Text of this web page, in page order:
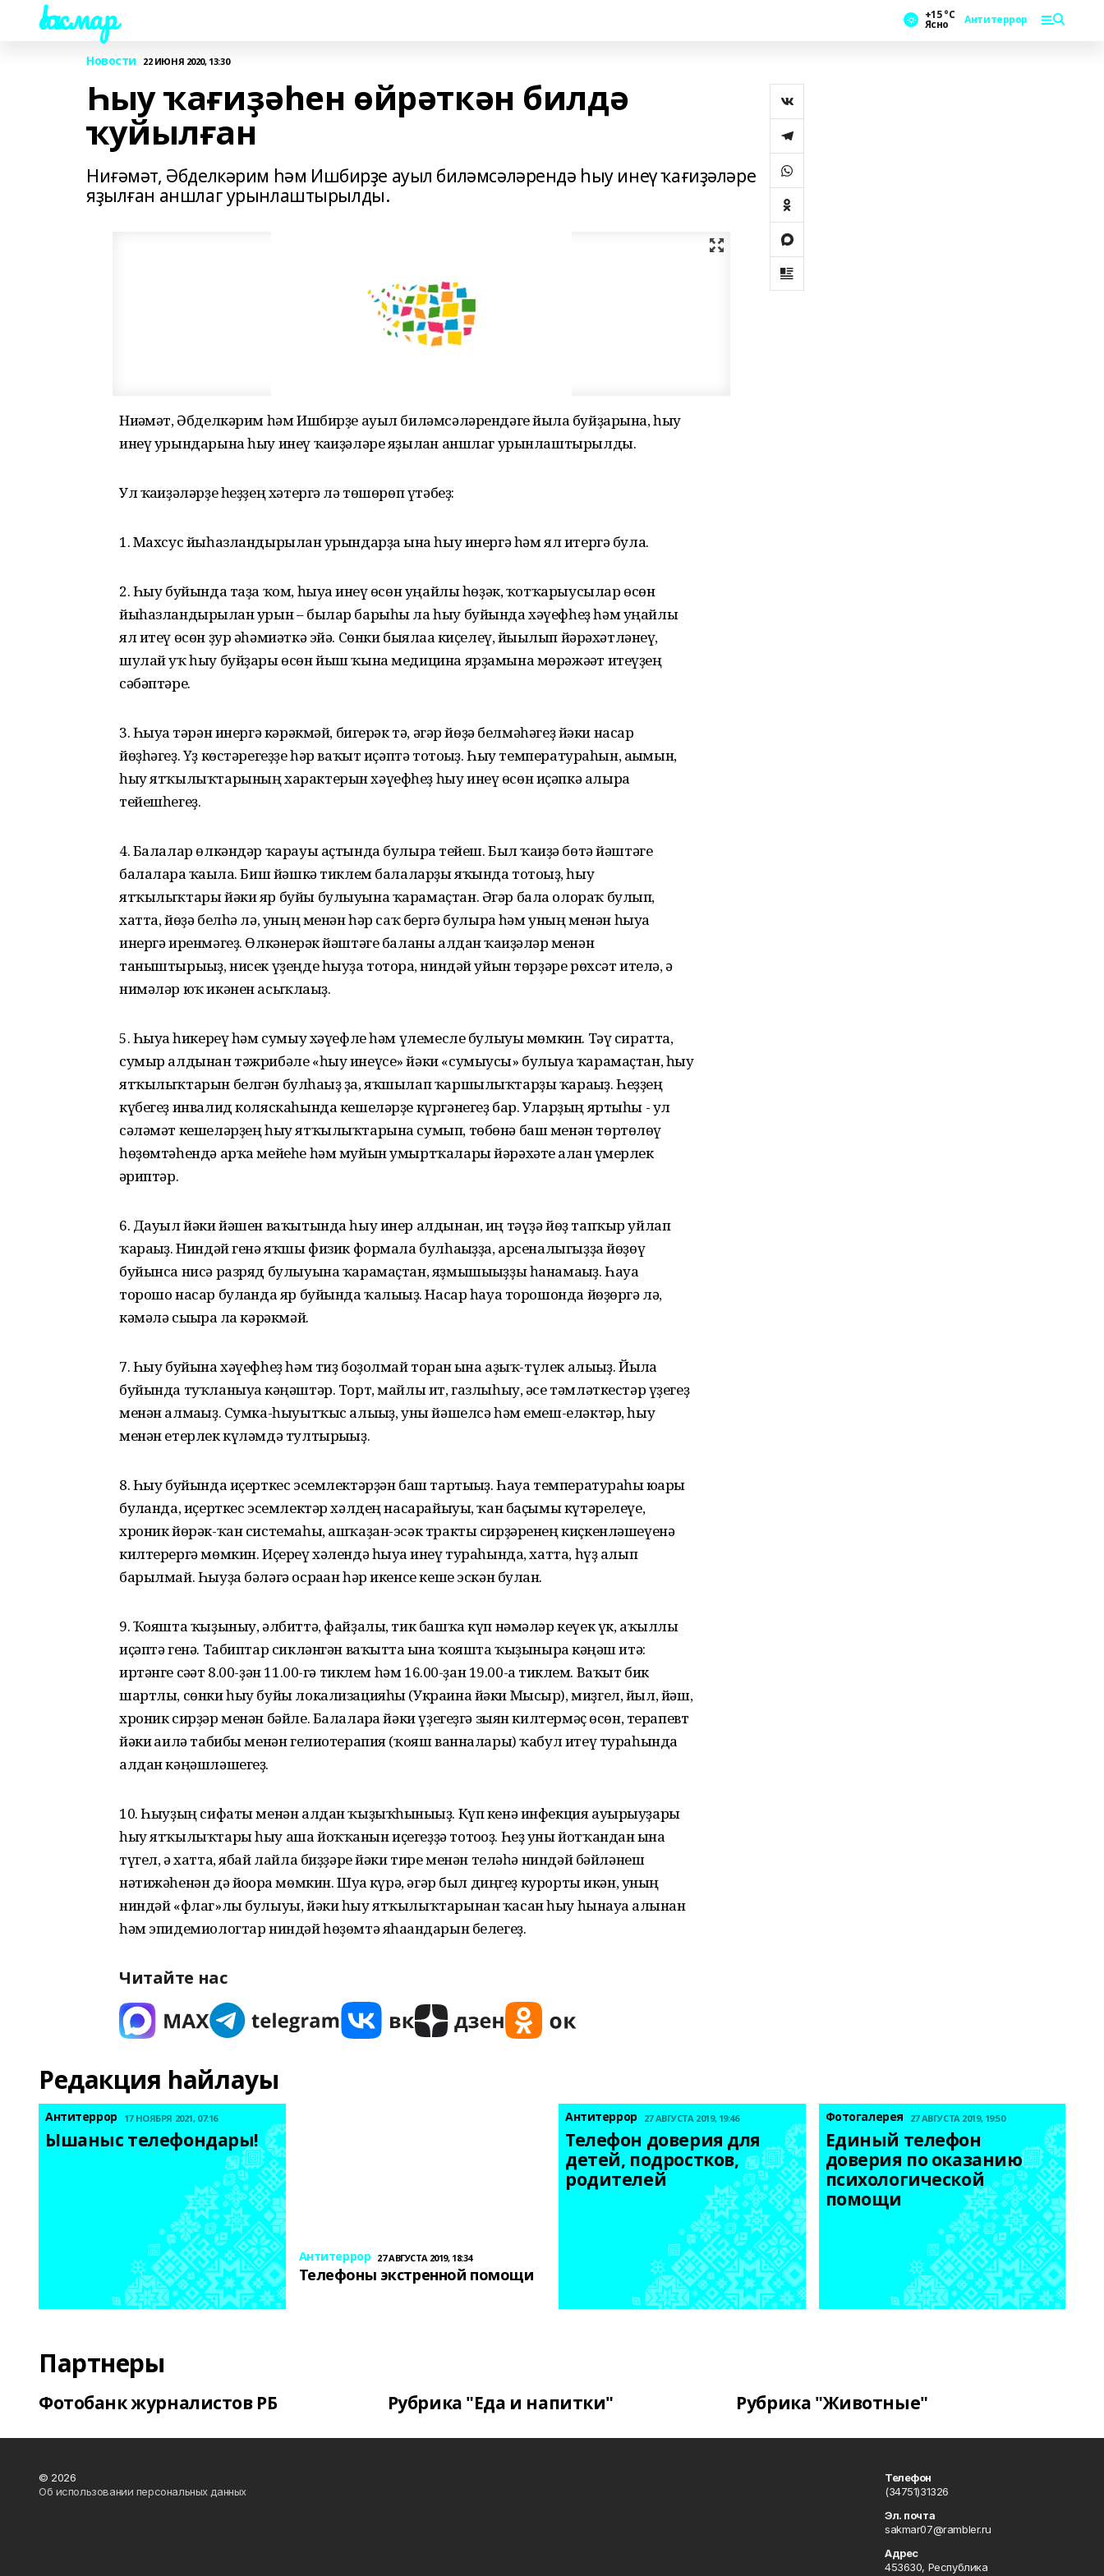
Һаҡмар +15 °С
Ясно Антитеррор
Новости 22 ИЮНЯ 2020, 13:30
Һыу ҡағиҙәһен өйрәткән билдә
ҡуйылған
Ниғәмәт, Әбделкәрим һәм Ишбирҙе ауыл биләмсәләрендә һыу инеү ҡағиҙәләре
яҙылған аншлаг урынлаштырылды.
Ниғәмәт, Әбделкәрим һәм Ишбирҙе ауыл биләмсәләрендәге йылға буйҙарына, һыу
инеү урындарына һыу инеү ҡағиҙәләре яҙылған аншлаг урынлаштырылды.
Ул ҡағиҙәләрҙе һеҙҙең хәтергә лә төшөрөп үтәбеҙ:
1. Махсус йыһазландырылған урындарҙа ғына һыу инергә һәм ял итергә була.
2. Һыу буйында таҙа ҡом, һыуға инеү өсөн уңайлы һөҙәк, ҡотҡарыусылар өсөн
йыһазландырылған урын – былар барыһы ла һыу буйында хәүефһеҙ һәм уңайлы
ял итеү өсөн ҙур әһәмиәткә эйә. Сөнки быялаға киҫелеү, йығылып йәрәхәтләнеү,
шулай уҡ һыу буйҙары өсөн йыш ҡына медицина ярҙамына мөрәжәғәт итеүҙең
сәбәптәре.
3. Һыуға тәрән инергә кәрәкмәй, бигерәк тә, әгәр йөҙә белмәһәгеҙ йәки насар
йөҙһәгеҙ. Үҙ көстәрегеҙҙе һәр ваҡыт иҫәптә тотоғыҙ. Һыу температураһын, ағымын,
һыу ятҡылыҡтарының характерын хәүефһеҙ һыу инеү өсөн иҫәпкә алырға
тейешһегеҙ.
4. Балалар өлкәндәр ҡарауы аҫтында булырға тейеш. Был ҡағиҙә бөтә йәштәге
балаларға ҡағыла. Биш йәшкә тиклем балаларҙы яҡында тотоғыҙ, һыу
ятҡылыҡтары йәки яр буйы булыуына ҡарамаҫтан. Әгәр бала олораҡ булып,
хатта, йөҙә белһә лә, уның менән һәр саҡ бергә булырға һәм уның менән һыуға
инергә иренмәгеҙ. Өлкәнерәк йәштәге баланы алдан ҡағиҙәләр менән
таныштырығыҙ, нисек үҙеңде һыуҙа тоторға, ниндәй уйын төрҙәре рөхсәт ителә, ә
нимәләр юҡ икәнен асыҡлағыҙ.
5. Һыуға һикереү һәм сумыу хәүефле һәм үлемесле булыуы мөмкин. Тәү сиратта,
сумыр алдынан тәжрибәле «һыу инеүсе» йәки «сумыусы» булыуға ҡарамаҫтан, һыу
ятҡылыҡтарын белгән булһағыҙ ҙа, яҡшылап ҡаршылыҡтарҙы ҡарағыҙ. Һеҙҙең
күбегеҙ инвалид коляскаһында кешеләрҙе күргәнегеҙ бар. Уларҙың яртыһы - ул
сәләмәт кешеләрҙең һыу ятҡылыҡтарына сумып, төбөнә баш менән төртөлөү
һөҙөмтәһендә арҡа мейеһе һәм муйын умыртҡалары йәрәхәте алған ғүмерлек
ғәриптәр.
6. Дауыл йәки йәшен ваҡытында һыу инер алдынан, иң тәүҙә йөҙ тапҡыр уйлап
ҡарағыҙ. Ниндәй генә яҡшы физик формала булһағыҙҙа, арсеналыгыҙҙа йөҙөү
буйынса нисә разряд булыуына ҡарамаҫтан, яҙмышығыҙҙы һанамағыҙ. Һауа
торошо насар булғанда яр буйында ҡалығыҙ. Насар һауа торошонда йөҙөргә лә,
кәмәлә сығырға ла кәрәкмәй.
7. Һыу буйына хәүефһеҙ һәм тиҙ боҙолмай торған ғына аҙыҡ-түлек алығыҙ. Йылға
буйында туҡланыуға кәңәштәр. Торт, майлы ит, газлыһыу, әсе тәмләткестәр үҙегеҙ
менән алмағыҙ. Сумка-һыуытҡыс алығыҙ, уны йәшелсә һәм емеш-еләктәр, һыу
менән етерлек күләмдә тултырығыҙ.
8. Һыу буйында иҫерткес эсемлектәрҙән баш тартығыҙ. Һауа температураһы юғары
булғанда, иҫерткес эсемлектәр хәлдең насарайыуы, ҡан баҫымы күтәрелеүе,
хроник йөрәк-ҡан системаһы, ашҡаҙан-эсәк тракты сирҙәренең киҫкенләшеүенә
килтерергә мөмкин. Иҫереү хәлендә һыуға инеү тураһында, хатта, һүҙ алып
барылмай. Һыуҙа бәләгә осраған һәр икенсе кеше эскән булған.
9. Ҡояшта ҡыҙыныу, әлбиттә, файҙалы, тик башҡа күп нәмәләр кеүек үк, аҡыллы
иҫәптә генә. Табиптар сикләнгән ваҡытта ғына ҡояшта ҡыҙынырға кәңәш итә:
иртәнге сәғәт 8.00-ҙән 11.00-гә тиклем һәм 16.00-ҙан 19.00-ға тиклем. Ваҡыт бик
шартлы, сөнки һыу буйы локализацияһы (Украина йәки Мысыр), миҙгел, йыл, йәш,
хроник сирҙәр менән бәйле. Балаларға йәки үҙегеҙгә зыян килтермәҫ өсөн, терапевт
йәки ғаилә табибы менән гелиотерапия (ҡояш ванналары) ҡабул итеү тураһында
алдан кәңәшләшегеҙ.
10. Һыуҙың сифаты менән алдан ҡыҙыҡһынығыҙ. Күп кенә инфекция ауырыуҙары
һыу ятҡылыҡтары һыу аша йоҡҡанын иҫегеҙҙә тотоғоҙ. Һеҙ уны йотҡандан ғына
түгел, ә хатта, ябай лайла биҙҙәре йәки тире менән теләһә ниндәй бәйләнеш
нәтижәһенән дә йоғорға мөмкин. Шуға күрә, әгәр был диңгеҙ курорты икән, уның
ниндәй «флаг»лы булыуы, йәки һыу ятҡылыҡтарынан ҡасан һыу һынауға алынған
һәм эпидемиологтар ниндәй һөҙөмтә яһағандарын белегеҙ.
Читайте нас
Редакция һайлауы
Антитеррор 17 НОЯБРЯ 2021, 07:16
Ышаныс телефондары!
Антитеррор 27 АВГУСТА 2019, 18:34
Телефоны экстренной помощи
Антитеррор 27 АВГУСТА 2019, 19:46
Телефон доверия для
детей, подростков,
родителей
Фотогалерея 27 АВГУСТА 2019, 19:50
Единый телефон
доверия по оказанию
психологической
помощи
Партнеры
Фотобанк журналистов РБ Рубрика "Еда и напитки" Рубрика "Животные"
© 2026
Об использовании персональных данных
Телефон
(34751)31326
Эл. почта
sakmar07@rambler.ru
Адрес
453630, Республика